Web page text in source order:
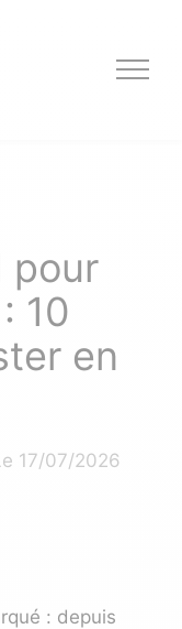
pour
10
en
17/07/2026
: depuis